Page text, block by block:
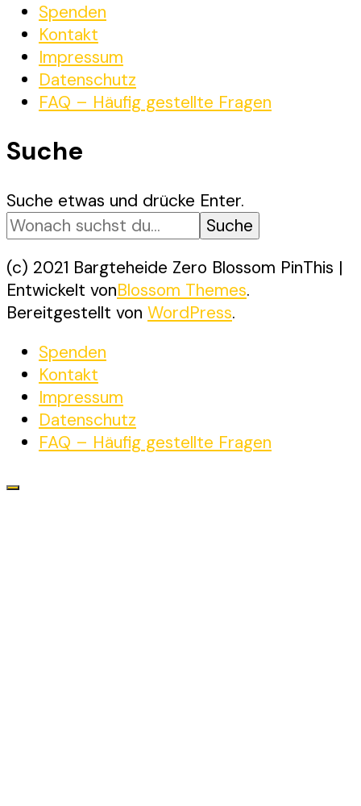
Spenden
Kontakt
Impressum
Datenschutz
FAQ – Häufig gestellte Fragen
Suche
Suchst
du
nach
etwas?
Suche etwas und drücke Enter.
(c) 2021 Bargteheide Zero Blossom PinThis |
Entwickelt vonBlossom Themes.
Bereitgestellt von WordPress.
Spenden
Kontakt
Impressum
Datenschutz
FAQ – Häufig gestellte Fragen